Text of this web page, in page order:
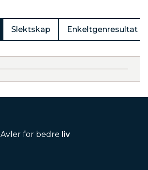
Slektskap Enkeltgenresultat
Avler for bedre liv